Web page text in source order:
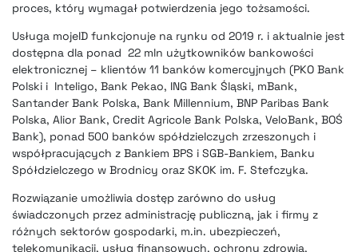
proces, który wymagał potwierdzenia jego tożsamości.
Usługa mojeID funkcjonuje na rynku od 2019 r. i aktualnie jest
dostępna dla ponad 22 mln użytkowników bankowości
elektronicznej – klientów 11 banków komercyjnych (PKO Bank
Polski i Inteligo, Bank Pekao, ING Bank Śląski, mBank,
Santander Bank Polska, Bank Millennium, BNP Paribas Bank
Polska, Alior Bank, Credit Agricole Bank Polska, VeloBank, BOŚ
Bank), ponad 500 banków spółdzielczych zrzeszonych i
współpracujących z Bankiem BPS i SGB-Bankiem, Banku
Spółdzielczego w Brodnicy oraz SKOK im. F. Stefczyka.
Rozwiązanie umożliwia dostęp zarówno do usług
świadczonych przez administrację publiczną, jak i firmy z
różnych sektorów gospodarki, m.in. ubezpieczeń,
telekomunikacji, usług finansowych, ochrony zdrowia,